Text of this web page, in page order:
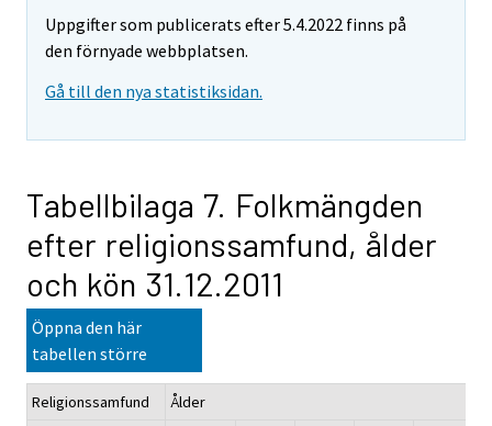
Uppgifter som publicerats efter 5.4.2022 finns på
den förnyade webbplatsen.
Gå till den nya statistiksidan.
Tabellbilaga 7. Folkmängden
efter religionssamfund, ålder
och kön 31.12.2011
Öppna den här
tabellen större
Religionssamfund
Ålder